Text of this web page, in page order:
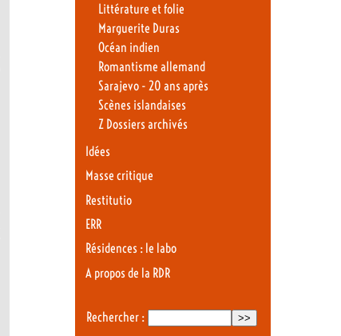
Littérature et folie
Marguerite Duras
Océan indien
Romantisme allemand
Sarajevo - 20 ans après
Scènes islandaises
Z Dossiers archivés
Idées
Masse critique
Restitutio
ERR
Résidences : le labo
A propos de la RDR
Rechercher :